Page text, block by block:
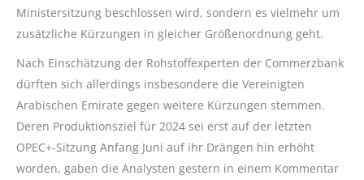
Ministersitzung beschlossen wird, sondern es vielmehr um
zusätzliche Kürzungen in gleicher Größenordnung geht.
Nach Einschätzung der Rohstoffexperten der Commerzbank
dürften sich allerdings insbesondere die Vereinigten
Arabischen Emirate gegen weitere Kürzungen stemmen.
Deren Produktionsziel für 2024 sei erst auf der letzten
OPEC+-Sitzung Anfang Juni auf ihr Drängen hin erhöht
worden, gaben die Analysten gestern in einem Kommentar